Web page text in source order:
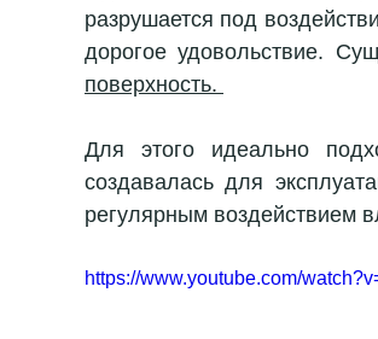
разрушается под
дорогое удовольствие.
поверхность.
Для этого идеально
создавалась для
регулярным воздействием
https://www.youtube.com/